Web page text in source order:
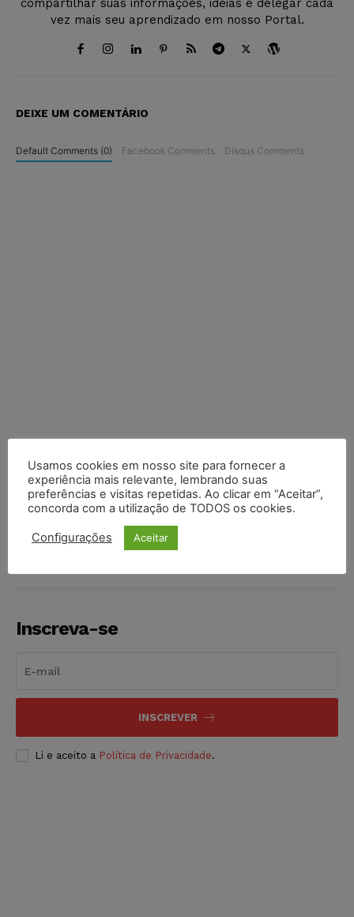
compartilhar suas informações, ideias e delegar cada
vez mais seu aprendizado em nosso Portal.
DEIXE UM COMENTÁRIO
Default Comments (0) Facebook Comments Disqus Comments
COMPARTILHE
Inscreva-se
INSCREVER
Li e aceito a Política de Privacidade.
Usamos cookies em nosso site para fornecer a
experiência mais relevante, lembrando suas
preferências e visitas repetidas. Ao clicar em “Aceitar”,
concorda com a utilização de TODOS os cookies.
Configurações Aceitar